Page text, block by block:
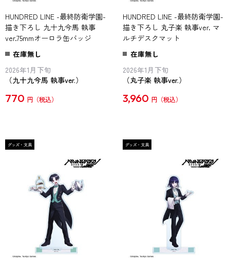
HUNDRED LINE -最終防衛学園-
描き下ろし 九十九今馬 執事
ver.75mmオーロラ缶バッジ
在庫無し
2026年1月下旬
（九十九今馬 執事ver.）
770 円
HUNDRED LINE -最終防衛学園-
描き下ろし 丸子楽 執事ver. マ
ルチデスクマット
在庫無し
2026年1月下旬
（丸子楽 執事ver.）
3,960 円